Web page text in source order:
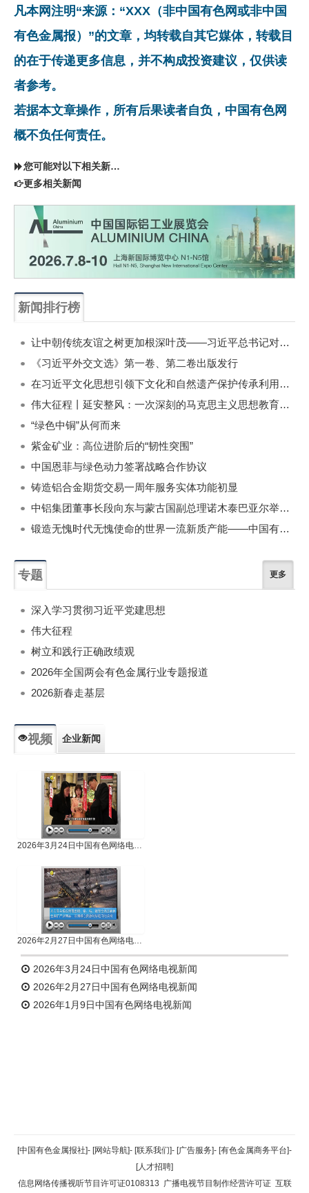
凡本网注明“来源：“XXX（非中国有色网或非中国
有色金属报）”的文章，均转载自其它媒体，转载目
的在于传递更多信息，并不构成投资建议，仅供读
者参考。
若据本文章操作，所有后果读者自负，中国有色网
概不负任何责任。
您可能对以下相关新闻同样感兴趣
更多相关新闻
新闻排行榜
让中朝传统友谊之树更加根深叶茂——习近平总书记对朝鲜进行国事访问纪实
《习近平外交文选》第一卷、第二卷出版发行
在习近平文化思想引领下文化和自然遗产保护传承利用工作开创新局面
伟大征程丨延安整风：一次深刻的马克思主义思想教育运动
“绿色中铜”从何而来
紫金矿业：高位进阶后的“韧性突围”
中国恩菲与绿色动力签署战略合作协议
铸造铝合金期货交易一周年服务实体功能初显
中铝集团董事长段向东与蒙古国副总理诺木泰巴亚尔举行会谈
锻造无愧时代无愧使命的世界一流新质产能——中国有色金属工业的战略应对与破局之道（二）
专题 更多
深入学习贯彻习近平党建思想
伟大征程
树立和践行正确政绩观
2026年全国两会有色金属行业专题报道
2026新春走基层
视频 企业新闻
2026年3月24日中国有色网络电视新闻
2026年2月27日中国有色网络电视新闻
2026年3月24日中国有色网络电视新闻
2026年2月27日中国有色网络电视新闻
2026年1月9日中国有色网络电视新闻
返回顶部
返回首页
[中国有色金属报社]- [网站导航]- [联系我们]- [广告服务]- [有色金属商务平台]-
[人才招聘]
信息网络传播视听节目许可证0108313 广播电视节目制作经营许可证 互联